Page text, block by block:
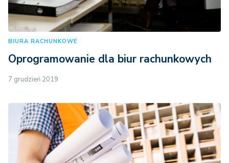
BIURA RACHUNKOWE
Oprogramowanie dla biur rachunkowych
7 grudzień 2019